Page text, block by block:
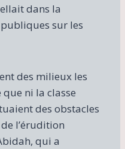
dans la
sur les
des milieux les
ni la classe
des obstacles
l’érudition
qui a